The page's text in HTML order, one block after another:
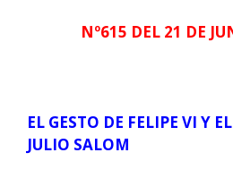
Nº615 DEL 21 DE
EL GESTO DE FELIPE VI Y
JULIO SALOM